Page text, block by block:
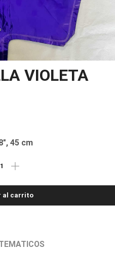
VIOLETA
45 cm
al carrito